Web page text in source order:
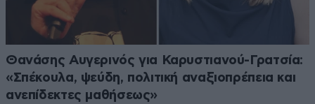
Θανάσης Αυγερινός για Καρυστιανού-Γρατσία:
«Σπέκουλα, ψεύδη, πολιτική αναξιοπρέπεια και
ανεπίδεκτες μαθήσεως»